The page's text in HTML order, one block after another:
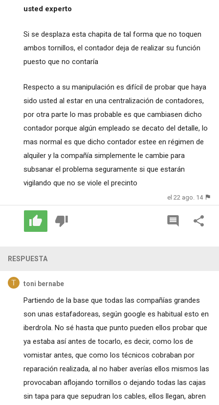
usted experto
Si se desplaza esta chapita de tal forma que no toquen
ambos tornillos, el contador deja de realizar su función
puesto que no contaría
Respecto a su manipulación es difícil de probar que haya
sido usted al estar en una centralización de contadores,
por otra parte lo mas probable es que cambiasen dicho
contador porque algún empleado se decato del detalle, lo
mas normal es que dicho contador estee en régimen de
alquiler y la compañía simplemente le cambie para
subsanar el problema seguramente si que estarán
vigilando que no se viole el precinto
el 22 ago. 14
RESPUESTA
toni bernabe
Partiendo de la base que todas las compañías grandes
son unas estafadoreas, según google es habitual esto en
iberdrola. No sé hasta que punto pueden ellos probar que
ya estaba así antes de tocarlo, es decir, como los de
vomistar antes, que como los técnicos cobraban por
reparación realizada, al no haber averías ellos mismos las
provocaban aflojando tornillos o dejando todas las cajas
sin tapa para que sepudran los cables, ellos llegan, abren